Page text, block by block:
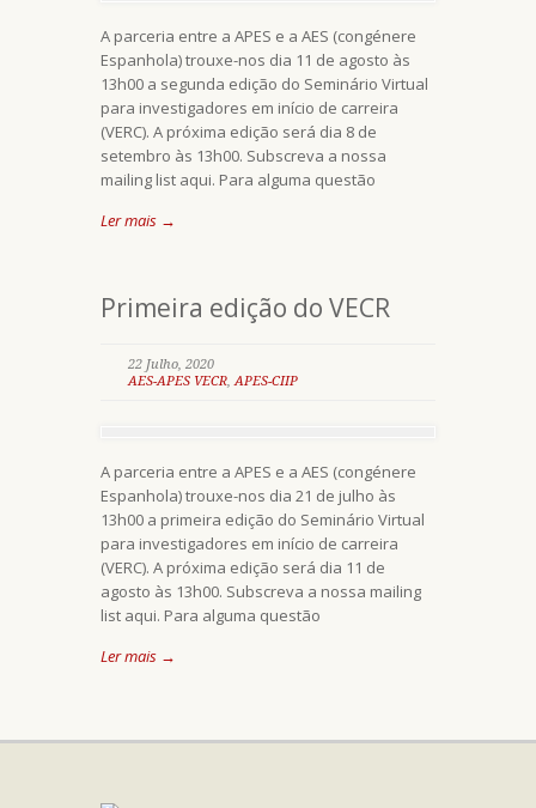
A parceria entre a APES e a AES (congénere
Espanhola) trouxe-nos dia 11 de agosto às
13h00 a segunda edição do Seminário Virtual
para investigadores em início de carreira
(VERC). A próxima edição será dia 8 de
setembro às 13h00. Subscreva a nossa
mailing list aqui. Para alguma questão
Ler mais →
Primeira edição do VECR
22 Julho, 2020
AES-APES VECR,APES-CIIP
A parceria entre a APES e a AES (congénere
Espanhola) trouxe-nos dia 21 de julho às
13h00 a primeira edição do Seminário Virtual
para investigadores em início de carreira
(VERC). A próxima edição será dia 11 de
agosto às 13h00. Subscreva a nossa mailing
list aqui. Para alguma questão
Ler mais →